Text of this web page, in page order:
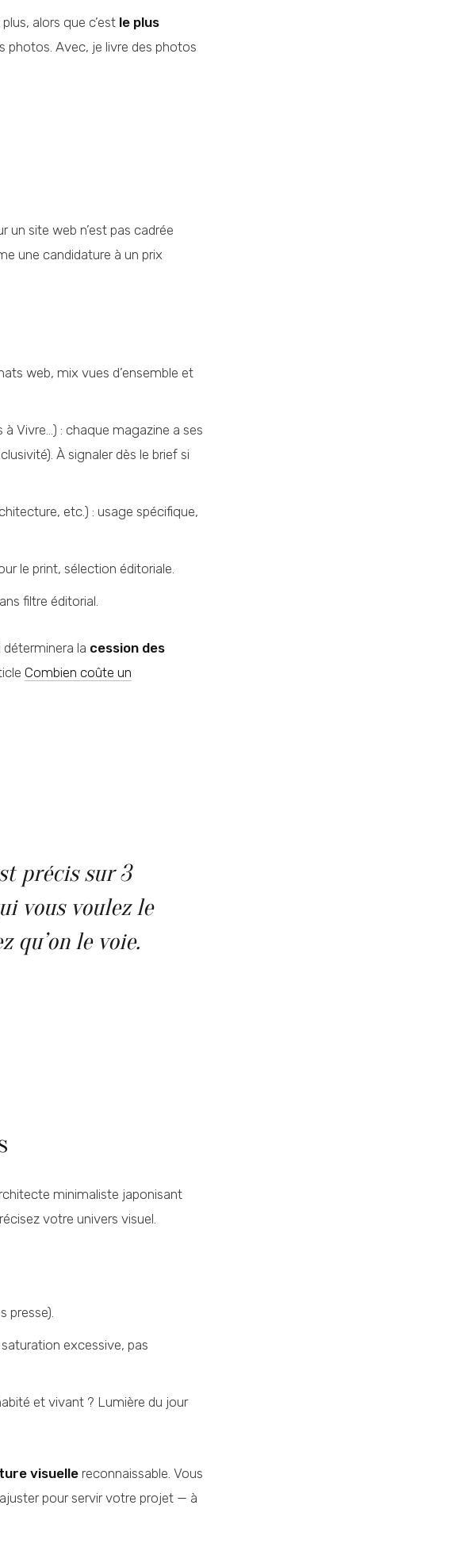
alors que c’est le plus
photos. Avec, je livre des photos
un site web n’est pas cadrée
une candidature à un prix
web, mix vues d’ensemble et
Vivre…) : chaque magazine a ses
À signaler dès le brief si
etc.) : usage spécifique,
le print, sélection éditoriale.
filtre éditorial.
déterminera la cession des
Combien coûte un
précis sur 3
vous voulez le
qu’on le voie.
minimaliste japonisant
votre univers visuel.
presse).
excessive, pas
et vivant ? Lumière du jour
visuelle reconnaissable. Vous
pour servir votre projet — à